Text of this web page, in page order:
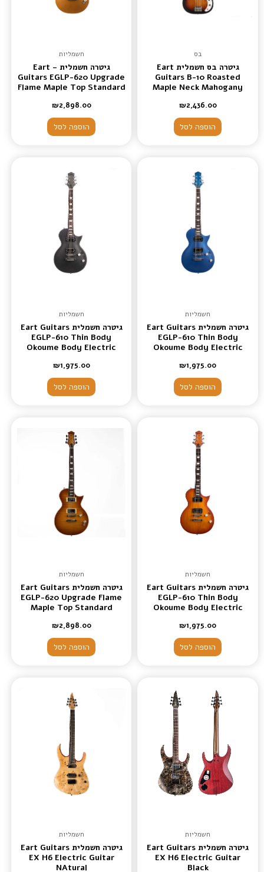
בס
גיטרה בס חשמלית Eart
Guitars B-10 Roasted
Maple Neck Mahogany
color Sunburst
₪2,436.00
הוספה לסל
חשמליות
גיטרה חשמלית – Eart
Guitars EGLP-620 Upgrade
Flame Maple Top Standard
₪2,898.00
הוספה לסל
חשמליות
גיטרה חשמלית Eart Guitars
EGLP-610 Thin Body
Okoume Body Electric
₪1,975.00
הוספה לסל
חשמליות
גיטרה חשמלית Eart Guitars
EGLP-610 Thin Body
Okoume Body Electric
₪1,975.00
הוספה לסל
חשמליות
גיטרה חשמלית Eart Guitars
EGLP-610 Thin Body
Okoume Body Electric
₪1,975.00
הוספה לסל
חשמליות
גיטרה חשמלית Eart Guitars
EGLP-620 Upgrade Flame
Maple Top Standard
Guitars
₪2,898.00
הוספה לסל
חשמליות
גיטרה חשמלית Eart Guitars
EX H6 Electric Guitar
Black
חשמליות
גיטרה חשמלית Eart Guitars
EX H6 Electric Guitar
NAtural